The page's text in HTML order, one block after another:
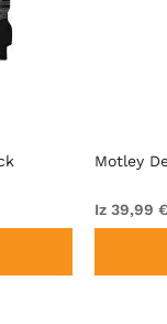
Motley
Iz 39,99 €